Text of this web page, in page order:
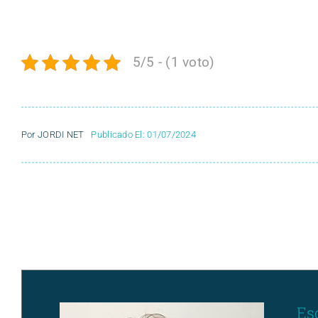
5/5 - (1 voto)
PorJORDI NET Publicado El: 01/07/2024